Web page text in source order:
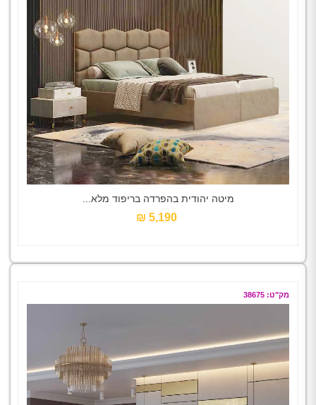
מיטה יהודית בהפרדה בריפוד מלא...
5,190 ₪‎
מק"ט: 38675